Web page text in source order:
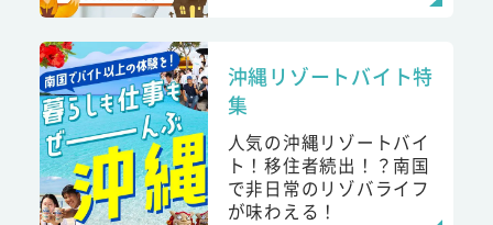
沖縄リゾートバイト特
集
人気の沖縄リゾートバイ
ト！移住者続出！？南国
で非日常のリゾバライフ
が味わえる！